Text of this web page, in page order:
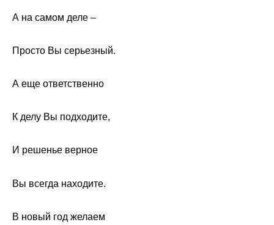
А на самом деле –
Просто Вы серьезный.
А еще ответственно
К делу Вы подходите,
И решенье верное
Вы всегда находите.
В новый год желаем